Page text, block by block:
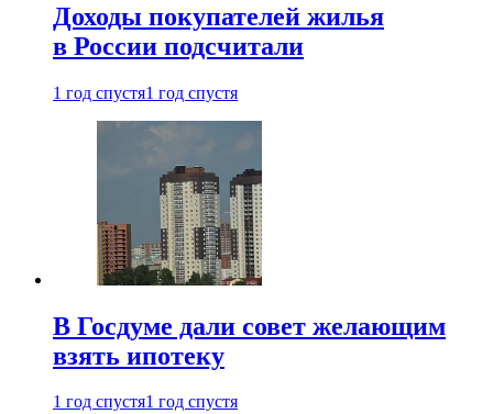
Доходы покупателей жилья
в России подсчитали
1 год спустя1 год спустя
В Госдуме дали совет желающим
взять ипотеку
1 год спустя1 год спустя